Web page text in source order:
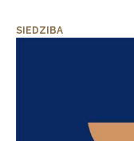
SIEDZIBA